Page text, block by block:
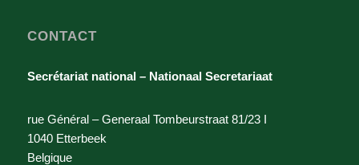
CONTACT
Secrétariat national – Nationaal Secretariaat
rue Général – Generaal Tombeurstraat 81/23 I
1040 Etterbeek
Belgique